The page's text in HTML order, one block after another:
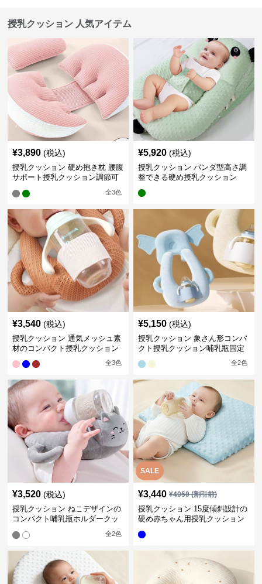
授乳クッション 人気アイテム
¥3,890 (税込)
授乳クッション 硬め抱き枕 腰腹
サポート授乳クッション調節可
全3色
¥5,920 (税込)
授乳クッション パンダ型高さ調
整できる硬め授乳クッション
¥3,540 (税込)
授乳クッション 通気メッシュ素
材のコンパクト授乳クッション
全3色
¥5,150 (税込)
授乳クッション 象さん形コンパ
クト授乳クッション哺乳瓶固定
全2色
¥3,520 (税込)
授乳クッション ねこデザインの
コンパクト哺乳瓶ホルダークッ
全2色
SALE
¥3,440 ¥4050(割引前)
授乳クッション 15度傾斜設計の
硬め赤ちゃん用授乳クッション